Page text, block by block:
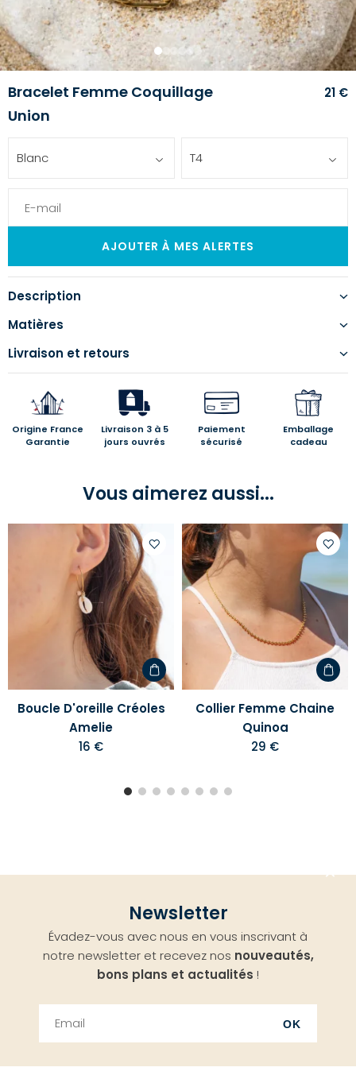
1 23456
Bracelet Femme Coquillage
Union
21 €
Blanc T4
Description
Matières
Livraison et retours
Origine France
Garantie
Livraison 3 à 5
jours ouvrés
Paiement
sécurisé
Emballage
cadeau
Vous aimerez aussi...
Ajouter
à
votre
liste
d'envies
Boucle D'oreille Créoles
Amelie
16 €
à
votre
liste
Collier Femme Chaine
Quinoa
29 €
Newsletter
Évadez-vous avec nous en vous inscrivant à
notre newsletter et recevez nos nouveautés,
bons plans et actualités !
OK